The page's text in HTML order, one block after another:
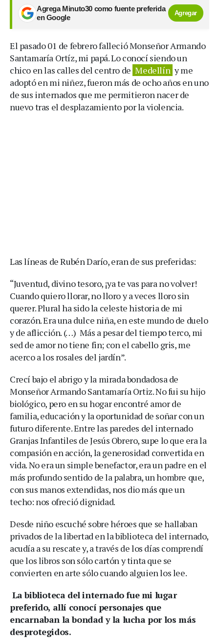
Agrega Minuto30 como fuente preferida
en Google
Agregar
El pasado 01 de febrero falleció Monseñor Armando
Santamaría Ortíz, mi papá. Lo conocí siendo un
chico en las calles del centro de Medellín y me
adoptó en mi niñez, fueron más de ocho años en uno
de sus internados que me permitieron nacer de
nuevo tras el desplazamiento por la violencia.
Las líneas de Rubén Darío, eran de sus preferidas:
“Juventud, divino tesoro, ¡ya te vas para no volver!
Cuando quiero llorar, no lloro y a veces lloro sin
querer. Plural ha sido la celeste historia de mi
corazón. Era una dulce niña, en este mundo de duelo
y de aflicción. (…) Más a pesar del tiempo terco, mi
sed de amor no tiene fin; con el cabello gris, me
acerco a los rosales del jardín”.
Crecí bajo el abrigo y la mirada bondadosa de
Monseñor Armando Santamaría Ortiz. No fui su hijo
biológico, pero en su hogar encontré amor de
familia, educación y la oportunidad de soñar con un
futuro diferente. Entre las paredes del internado
Granjas Infantiles de Jesús Obrero, supe lo que era la
compasión en acción, la generosidad convertida en
vida. No era un simple benefactor, era un padre en el
más profundo sentido de la palabra, un hombre que,
con sus manos extendidas, nos dio más que un
techo: nos ofreció dignidad.
Desde niño escuché sobre héroes que se hallaban
privados de la libertad en la biblioteca del internado,
acudía a su rescate y, a través de los días comprendí
que los libros son sólo cartón y tinta que se
convierten en arte sólo cuando alguien los lee.
La biblioteca del internado fue mi lugar
preferido, allí conocí personajes que
encarnaban la bondad y la lucha por los más
desprotegidos.